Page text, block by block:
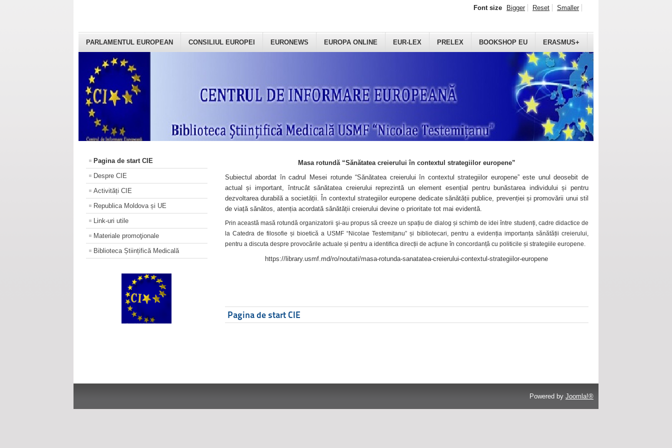
PARLAMENTUL EUROPEAN CONSILIUL EUROPEI EURONEWS EUROPA ONLINE EUR-LEX PRELEX BOOKSHOP EU ERASMUS+
Font size Bigger Reset Smaller
Pagina de start CIE
Despre CIE
Activități CIE
Republica Moldova și UE
Link-uri utile
Materiale promoţionale
Biblioteca Științifică Medicală
Masa rotundă “Sănătatea creierului în contextul strategiilor europene”
Subiectul abordat în cadrul Mesei rotunde “Sănătatea creierului în contextul strategiilor europene” este unul deosebit de
actual și important, întrucât sănătatea creierului reprezintă un element esențial pentru bunăstarea individului și pentru
dezvoltarea durabilă a societății. În contextul strategiilor europene dedicate sănătății publice, prevenției și promovării unui stil
de viață sănătos, atenția acordată sănătății creierului devine o prioritate tot mai evidentă.
Prin această masă rotundă organizatorii şi-au propus să creeze un spațiu de dialog și schimb de idei între studenți, cadre didactice de
la Catedra de filosofie și bioetică a USMF “Nicolae Testemițanu” și bibliotecari, pentru a evidenția importanța sănătății creierului,
pentru a discuta despre provocările actuale și pentru a identifica direcții de acțiune în concordanță cu politicile și strategiile europene.
https://library.usmf.md/ro/noutati/masa-rotunda-sanatatea-creierului-contextul-strategiilor-europene
Pagina de start CIE
Powered by Joomla!®